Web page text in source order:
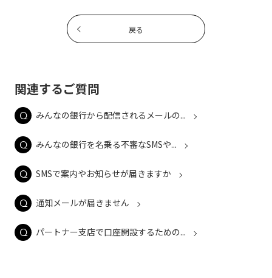
戻る
関連するご質問
みんなの銀行から配信されるメールの...
みんなの銀行を名乗る不審なSMSや...
SMSで案内やお知らせが届きますか
通知メールが届きません
パートナー支店で口座開設するための...